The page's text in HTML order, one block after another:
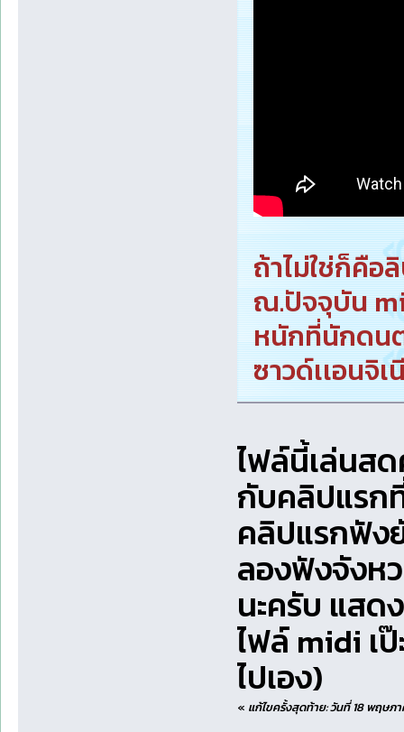
ถ้าไม่ใช่ก็คือ
ณ.ปัจจุบัน
หนักที่นักดน
ซาวด์เเอนจิ
ไฟล์นี้เล่นส
กับคลิปแรก
คลิปแรกฟัง
ลองฟังจังห
นะครับ แสด
ไฟล์ midi เ
ไปเอง)
« แก้ไขครั้งสุดท้าย: วันที่ 18 พฤษภ